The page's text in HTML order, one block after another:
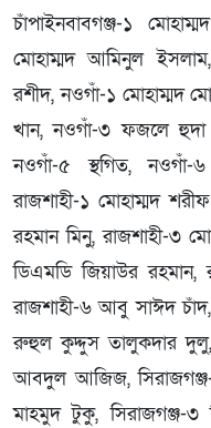
চাঁপাইনবাবগঞ্জ-১
মোহাম্মদ আমিনুল
রশীদ, নওগাঁ-১ মোহাম্মদ
খান, নওগাঁ-৩ ফজলে হুদা
নওগাঁ-৫ স্থগিত,
রাজশাহী-১ মোহাম্মদ
রহমান মিনু, রাজশাহী-৩
ডিএমডি জিয়াউর
রাজশাহী-৬ আবু সাঈদ
রুহুল কুদ্দুস তালুকদার দুলু,
আবদুল আজিজ, সিরাজগঞ্জ-
মাহমুদ টুকু, সিরাজগঞ্জ-